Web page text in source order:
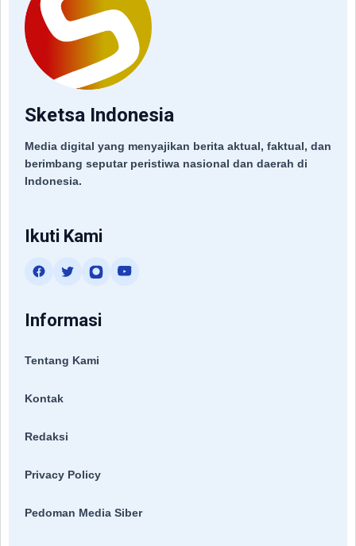
Sketsa Indonesia
Media digital yang menyajikan berita aktual, faktual, dan
berimbang seputar peristiwa nasional dan daerah di
Indonesia.
Ikuti Kami
Informasi
Tentang Kami
Kontak
Redaksi
Privacy Policy
Pedoman Media Siber